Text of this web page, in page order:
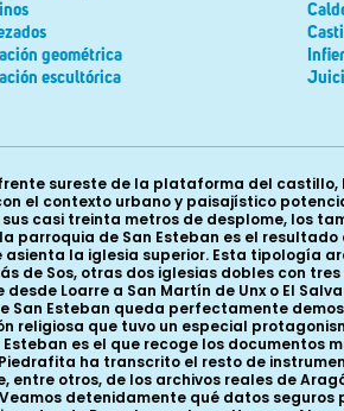
geométrica
escultórica
del siglo pasado. Para su completa comprensión sería imprescindible un estudio científico que aclarara algunos de los problemas, tanto cronológicos como onomásticos y de autoría que presenta. Tal y como lo leyó Galindo, la recopilación documental la inició Garcia Garceiç en 1059, quando feci ego istas casas propter amorem Dei et Sancti Stefani. En sus primeras líneas el supuesto autor de la copia cita la advocación completa del templo y el tesoro que guarecía: Hec est cartorarium Sancti Saluatoris et Sancti Stefani siue omnium reliquiarum qui ibi sunt. Para esa fecha el cercano monasterio de San Salvador de Leire ya mostraba a los peregrinos sus reliquias en la recién erigida iglesia baja. Tradicionalmente se ha considerado esa fecha como la de fundación del establecimiento monástico, como la primera data del compendio documental. Quizá sea así. Lo que no puede ser es que sea la fecha de la trascripción del repertorio, ya que los demás documentos parecen claramente posteriores. Lamentablemente sólo uno refiere su fecha de redacción: 1081; el último se puede situar entre 1119 y 1130. En estas referencias más tardías, aunque quizá antes de 1129, es cuando suponemos que se pudo compilar el Cartoral. Ante la ausencia de dataciones y escatocolos, los nombres de los donantes son fundamentales para ordenar la documentación. Y hay uno que se repite en el folio 2º y en el último (5º). El primero comienza con Et intrauit Garcia Furtugnonis et misit sua casa...; el otro cita a un Garsia Fortuniones archidiacono. No hay nada que nos impida pensar que se trata de la misma persona. ¿Se refiere ese intrauit a su toma de posesión como rector de la abadía? Es posible. Un instrumento del Cartulario de Santa María de Uncastillo se firmó in anno quando fuit Sancte Stephane traduto ad senior García Fertignons archidiacono. Vemos pues que la toma de posesión del senior García fue un acontecimiento de primer orden para la comarca. ¿Cuando se produjo? Poco podemos abundar en ese extremo. En 1107, la documentación de la catedral de Pamplona cita al primer eclesiástico de nombre conocido y con responsabilidad en San Esteban: es Garsias Sossensis prior. Es decir, García prior de Sos. ¿Es también este eclesiástico el Fortuniones? Así lo entendió por ejemplo Martín Duque, cuando lo identifica, en un documento sin fecha de Uncastillo, con el prior domno Garsia, similiter archidiacono.